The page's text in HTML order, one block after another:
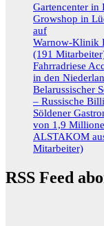
Gartencenter in
Growshop in
auf
Warnow-Klinik
(191
Fahrradriese
in den
Belarussischer
– Russische
Söldener
von 1,9
ALSTAKOM
Mitarbeiter)
RSS Feed